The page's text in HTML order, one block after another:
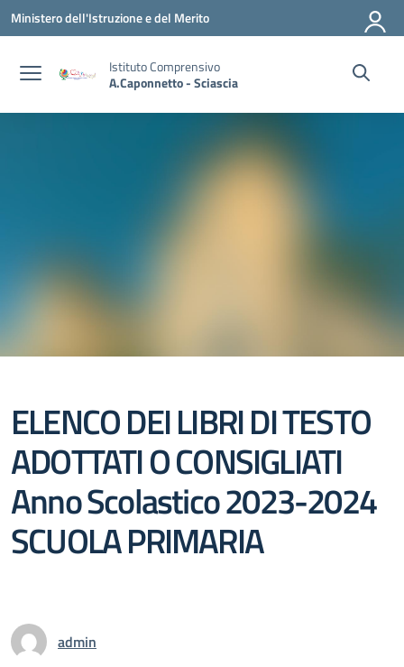
Vai ai contenuti
Vai al menu di navigazione
Vai al footer
Ministero dell'Istruzione e del Merito
Istituto Comprensivo
A.Caponnetto - Sciascia
ELENCO DEI LIBRI DI TESTO
ADOTTATI O CONSIGLIATI
Anno Scolastico 2023-2024
SCUOLA PRIMARIA
admin